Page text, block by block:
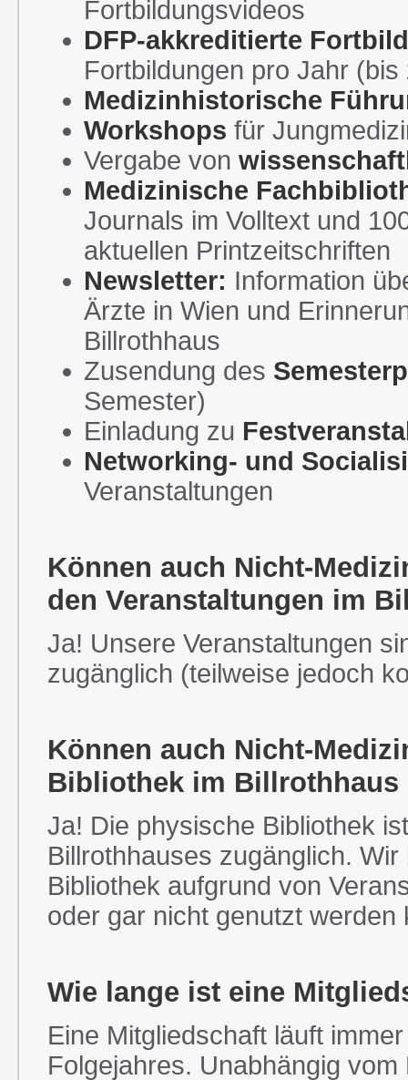
Fortbildungsvideos
DFP-akkreditierte
Fortbildungen pro Jahr
Medizinhistorische
Workshops für
Vergabe von
Medizinische
Journals im Volltext und
aktuellen Printzeitschriften
Newsletter: Information
Ärzte in Wien und
Billrothhaus
Zusendung des
Semester)
Einladung zu
Networking- und
Veranstaltungen
Können auch Nicht-
den Veranstaltungen im
Ja! Unsere Veranstaltungen
zugänglich (teilweise jedoch
Können auch Nicht-
Bibliothek im Billrothhaus
Ja! Die physische Bibliothek
Billrothhauses zugänglich.
Bibliothek aufgrund von
oder gar nicht genutzt werden
Wie lange ist eine
Eine Mitgliedschaft läuft
Folgejahres. Unabhängig